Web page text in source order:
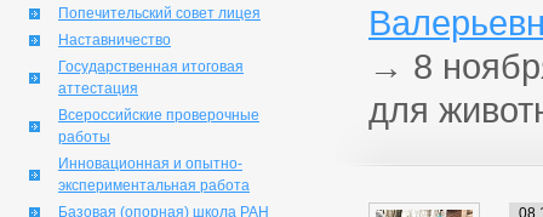
Попечительский совет лицея
Наставничество
Государственная итоговая
аттестация
Всероссийские проверочные
работы
Инновационная и опытно-
экспериментальная работа
Базовая (опорная) школа РАН
→ 8
для